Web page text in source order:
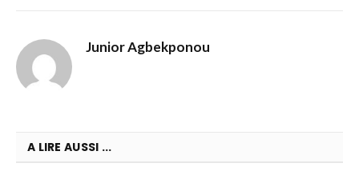
Junior Agbekponou
A LIRE AUSSI ...